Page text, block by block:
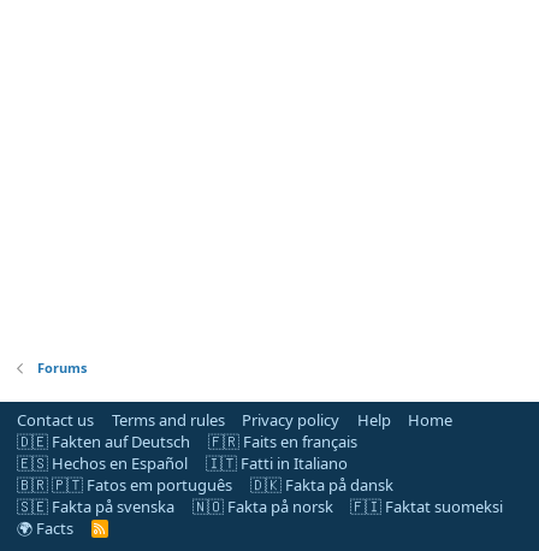
Forums
Contact us Terms and rules Privacy policy Help
Home
🇩🇪 Fakten auf Deutsch
🇫🇷 Faits en français
🇪🇸 Hechos en Español
🇮🇹 Fatti in Italiano
🇧🇷 🇵🇹 Fatos em português
🇩🇰 Fakta på dansk
🇸🇪 Fakta på svenska
🇳🇴 Fakta på norsk
🇫🇮 Faktat suomeksi
🌍 Facts
R